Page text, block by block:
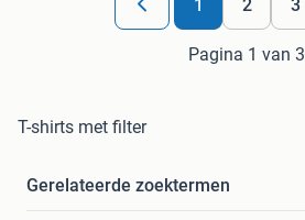
1 2 3
Pagina 1 van 3
T-shirts met filter
Gerelateerde zoektermen